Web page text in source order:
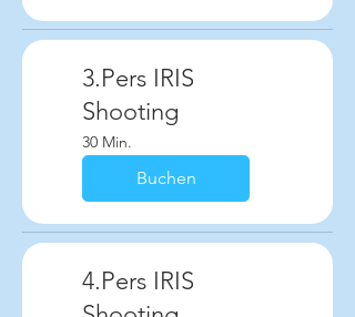
3.Pers IRIS
Shooting
30 Min.
Buchen
4.Pers IRIS